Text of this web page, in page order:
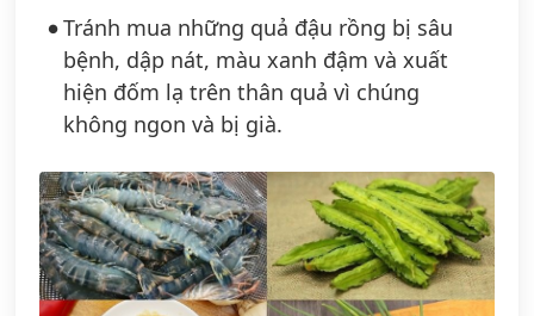
Tránh mua những quả đậu rồng bị sâu
bệnh, dập nát, màu xanh đậm và xuất
hiện đốm lạ trên thân quả vì chúng
không ngon và bị già.